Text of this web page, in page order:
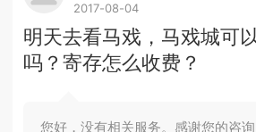
2017-08-04
明天去看马戏，马戏城可
吗？寄存怎么收费？
您好，没有相关服务。感谢您的咨询